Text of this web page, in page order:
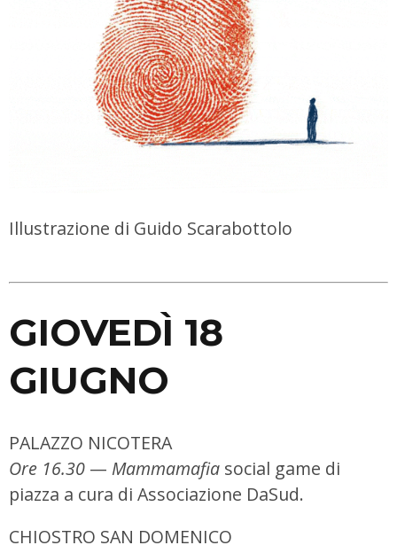
Illustrazione di Guido Scarabottolo
GIOVEDÌ 18
GIUGNO
PALAZZO NICOTERA
Ore 16.30 — Mammamafia social game di
piazza a cura di Associazione DaSud.
CHIOSTRO SAN DOMENICO